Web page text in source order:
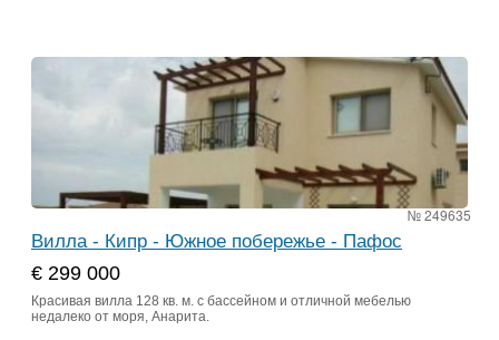
№ 249635
Вилла - Кипр - Южное побережье - Пафос
€ 299 000
Красивая вилла 128 кв. м. с бассейном и отличной мебелью
недалеко от моря, Анарита.